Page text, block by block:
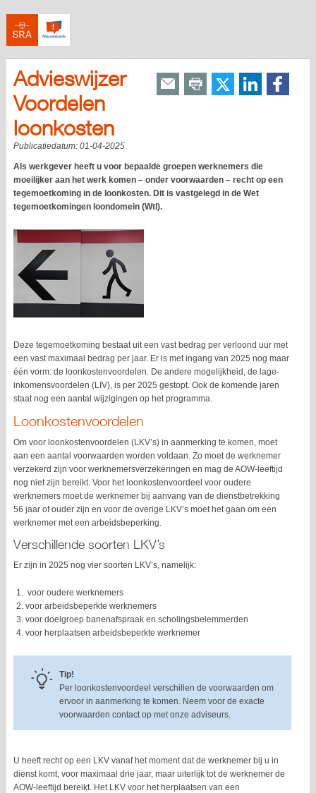
Advieswijzer
Voordelen
loonkosten
Publicatiedatum: 01-04-2025
Als werkgever heeft u voor bepaalde groepen werknemers die
moeilijker aan het werk komen – onder voorwaarden – recht op een
tegemoetkoming in de loonkosten. Dit is vastgelegd in de Wet
tegemoetkomingen loondomein (Wtl).
Deze tegemoetkoming bestaat uit een vast bedrag per verloond uur met
een vast maximaal bedrag per jaar. Er is met ingang van 2025 nog maar
één vorm: de loonkostenvoordelen. De andere mogelijkheid, de lage-
inkomensvoordelen (LIV), is per 2025 gestopt. Ook de komende jaren
staat nog een aantal wijzigingen op het programma.
Loonkostenvoordelen
Om voor loonkostenvoordelen (LKV’s) in aanmerking te komen, moet
aan een aantal voorwaarden worden voldaan. Zo moet de werknemer
verzekerd zijn voor werknemersverzekeringen en mag de AOW-leeftijd
nog niet zijn bereikt. Voor het loonkostenvoordeel voor oudere
werknemers moet de werknemer bij aanvang van de dienstbetrekking
56 jaar of ouder zijn en voor de overige LKV’s moet het gaan om een
werknemer met een arbeidsbeperking.
Verschillende soorten LKV’s
Er zijn in 2025 nog vier soorten LKV’s, namelijk:
voor oudere werknemers
voor arbeidsbeperkte werknemers
voor doelgroep banenafspraak en scholingsbelemmerden
voor herplaatsen arbeidsbeperkte werknemer
Tip!
Per loonkostenvoordeel verschillen de voorwaarden om
ervoor in aanmerking te komen. Neem voor de exacte
voorwaarden contact op met onze adviseurs.
U heeft recht op een LKV vanaf het moment dat de werknemer bij u in
dienst komt, voor maximaal drie jaar, maar uiterlijk tot de werknemer de
AOW-leeftijd bereikt. Het LKV voor het herplaatsen van een